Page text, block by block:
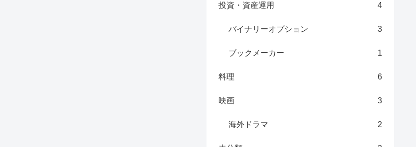
投資・資産運用 4
バイナリーオプション 3
ブックメーカー 1
料理 6
映画 3
海外ドラマ 2